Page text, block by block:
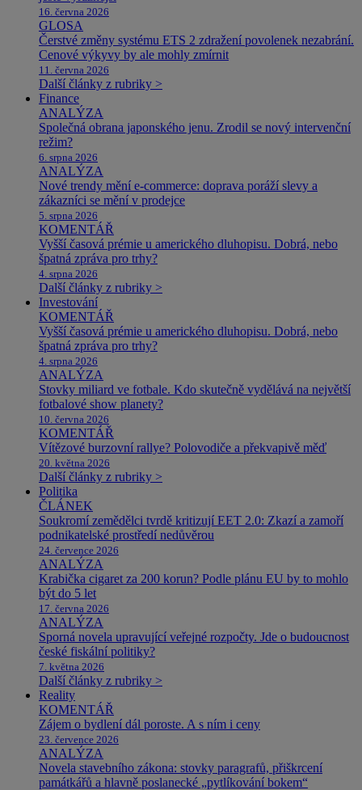
16. června 2026
GLOSA
Čerstvé změny systému ETS 2 zdražení povolenek nezabrání.
Cenové výkyvy by ale mohly zmírnit
11. června 2026
Další články z rubriky >
Finance
ANALÝZA
Společná obrana japonského jenu. Zrodil se nový intervenční
režim?
6. srpna 2026
ANALÝZA
Nové trendy mění e-commerce: doprava poráží slevy a
zákazníci se mění v prodejce
5. srpna 2026
KOMENTÁŘ
Vyšší časová prémie u amerického dluhopisu. Dobrá, nebo
špatná zpráva pro trhy?
4. srpna 2026
Další články z rubriky >
Investování
KOMENTÁŘ
Vyšší časová prémie u amerického dluhopisu. Dobrá, nebo
špatná zpráva pro trhy?
4. srpna 2026
ANALÝZA
Stovky miliard ve fotbale. Kdo skutečně vydělává na největší
fotbalové show planety?
10. června 2026
KOMENTÁŘ
Vítězové burzovní rallye? Polovodiče a překvapivě měď
20. května 2026
Další články z rubriky >
Politika
ČLÁNEK
Soukromí zemědělci tvrdě kritizují EET 2.0: Zkazí a zamoří
podnikatelské prostředí nedůvěrou
24. července 2026
ANALÝZA
Krabička cigaret za 200 korun? Podle plánu EU by to mohlo
být do 5 let
17. června 2026
ANALÝZA
Sporná novela upravující veřejné rozpočty. Jde o budoucnost
české fiskální politiky?
7. května 2026
Další články z rubriky >
Reality
KOMENTÁŘ
Zájem o bydlení dál poroste. A s ním i ceny
23. července 2026
ANALÝZA
Novela stavebního zákona: stovky paragrafů, přiškrcení
památkářů a hlavně poslanecké „pytlíkování bokem“